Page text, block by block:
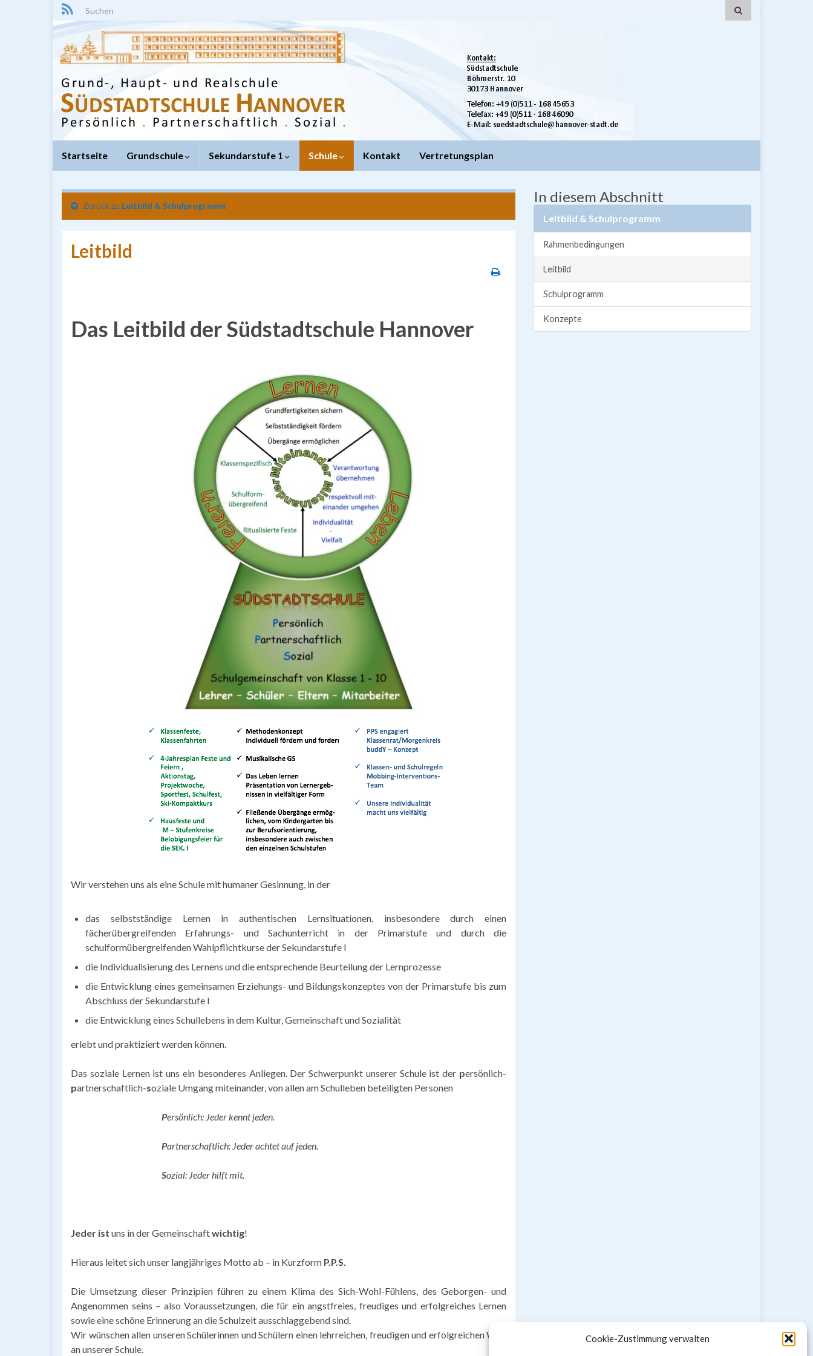
Cookie-Zustimmung verwalten
Search for:
Startseite Grundschule Sekundarstufe 1 Schule Kontakt Vertretungsplan
Zurück zu Leitbild & Schulprogramm
Leitbild
Das Leitbild der Südstadtschule Hannover
Wir verstehen uns als eine Schule mit humaner Gesinnung, in der
das selbstständige Lernen in authentischen Lernsituationen, insbesondere durch einen
fächerübergreifenden Erfahrungs- und Sachunterricht in der Primarstufe und durch die
schulformübergreifenden Wahlpflichtkurse der Sekundarstufe I
die Individualisierung des Lernens und die entsprechende Beurteilung der Lernprozesse
die Entwicklung eines gemeinsamen Erziehungs- und Bildungskonzeptes von der Primarstufe bis zum
Abschluss der Sekundarstufe I
die Entwicklung eines Schullebens in dem Kultur, Gemeinschaft und Sozialität
erlebt und praktiziert werden können.
Das soziale Lernen ist uns ein besonderes Anliegen. Der Schwerpunkt unserer Schule ist der persönlich-
partnerschaftlich-soziale Umgang miteinander, von allen am Schulleben beteiligten Personen
Persönlich: Jeder kennt jeden.
Partnerschaftlich: Jeder achtet auf jeden.
Sozial: Jeder hilft mit.
Jeder ist uns in der Gemeinschaftwichtig!
Hieraus leitet sich unser langjähriges Motto ab – in Kurzform P.P.S.
Die Umsetzung dieser Prinzipien führen zu einem Klima des Sich-Wohl-Fühlens, des Geborgen- und
Angenommen seins – also Voraussetzungen, die für ein angstfreies, freudiges und erfolgreiches Lernen
sowie eine schöne Erinnerung an die Schulzeit ausschlaggebend sind.
Wir wünschen allen unseren Schülerinnen und Schülern einen lehrreichen, freudigen und erfolgreichen Weg
an unserer Schule.
In diesem Abschnitt
Leitbild & Schulprogramm
Rahmenbedingungen
Leitbild
Schulprogramm
Konzepte